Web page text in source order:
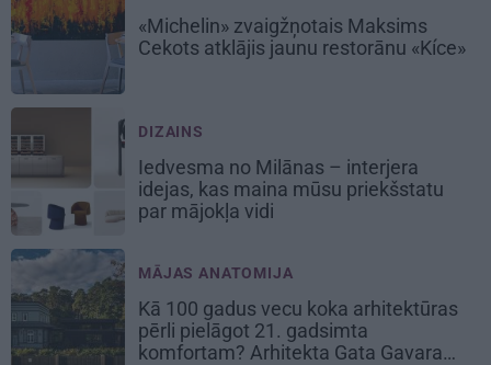
«Michelin» zvaigžņotais Maksims
Cekots atklājis jaunu restorānu «Kíce»
DIZAINS
Iedvesma no Milānas – interjera
idejas, kas maina mūsu priekšstatu
par mājokļa vidi
MĀJAS ANATOMIJA
Kā 100 gadus vecu koka arhitektūras
pērli pielāgot 21. gadsimta
komfortam? Arhitekta Gata Gavara